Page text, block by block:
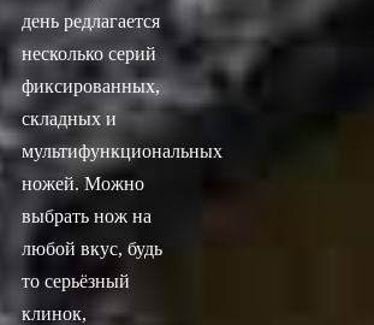
день редлагается
несколько серий
фиксированных,
складных и
мультифункциональных
ножей. Можно
выбрать нож на
любой вкус, будь
то серьёзный
клинок,